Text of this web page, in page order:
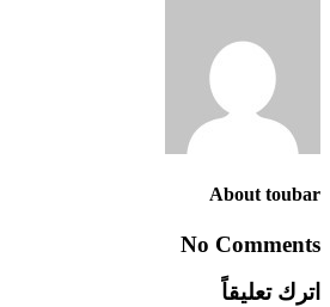
About toubar
No Comments
اترك تعليقاً